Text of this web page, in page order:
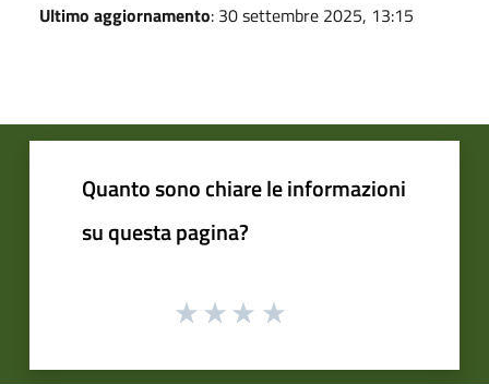
Ultimo aggiornamento: 30 settembre 2025, 13:15
Quanto sono chiare le informazioni
su questa pagina?